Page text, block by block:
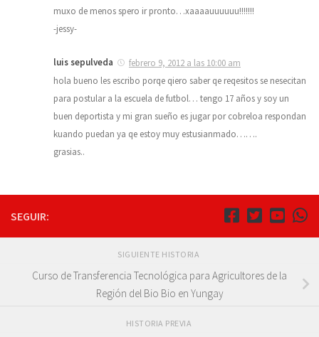
muxo de menos spero ir pronto…xaaaauuuuuu!!!!!!!
-jessy-
luis sepulveda
febrero 9, 2012 a las 10:00 am
hola bueno les escribo porqe qiero saber qe reqesitos se nesecitan
para postular a la escuela de futbol… tengo 17 años y soy un
buen deportista y mi gran sueño es jugar por cobreloa respondan
kuando puedan ya qe estoy muy estusianmado…….
grasias..
SEGUIR:
SIGUIENTE HISTORIA
Curso de Transferencia Tecnológica para Agricultores de la
Región del Bio Bio en Yungay
HISTORIA PREVIA